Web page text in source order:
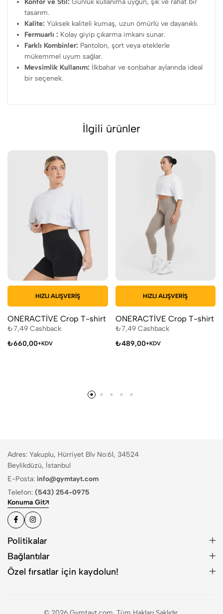
Konfor ve Stil: Günlük kullanıma uygun, şık ve rahat bir
tasarım.
Kalite: Yüksek kaliteli kumaş, uzun ömürlü ve dayanıklı.
Fermuarlı : Kolay giyip çıkarma imkanı sunar.
Farklı Kombinler: Pantolon, şort veya eteklerle
mükemmel uyum sağlar.
Mevsimlik Kullanım: İlkbahar ve sonbahar aylarında ideal
bir seçenek.
İlgili ürünler
HIZLI ALIŞVERIŞ
ONERACTİVE Crop T-shirt
₺7,49 Cashback
₺660,00+KDV
HIZLI ALIŞVERIŞ
ONERACTİVE Crop T-shirt
₺7,49Cashback
₺489,00+KDV
Adres: Yakuplu, Hürriyet Blv No:61, 34524
Beylikdüzü, İstanbul
E-Posta: info@gymtayt.com
Telefon: (543) 254-0975
Konuma Git
Politikalar
Bağlantılar
Özel fırsatlar için kaydolun!